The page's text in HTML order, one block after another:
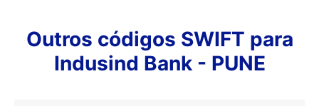
Outros códigos SWIFT para
Indusind Bank - PUNE